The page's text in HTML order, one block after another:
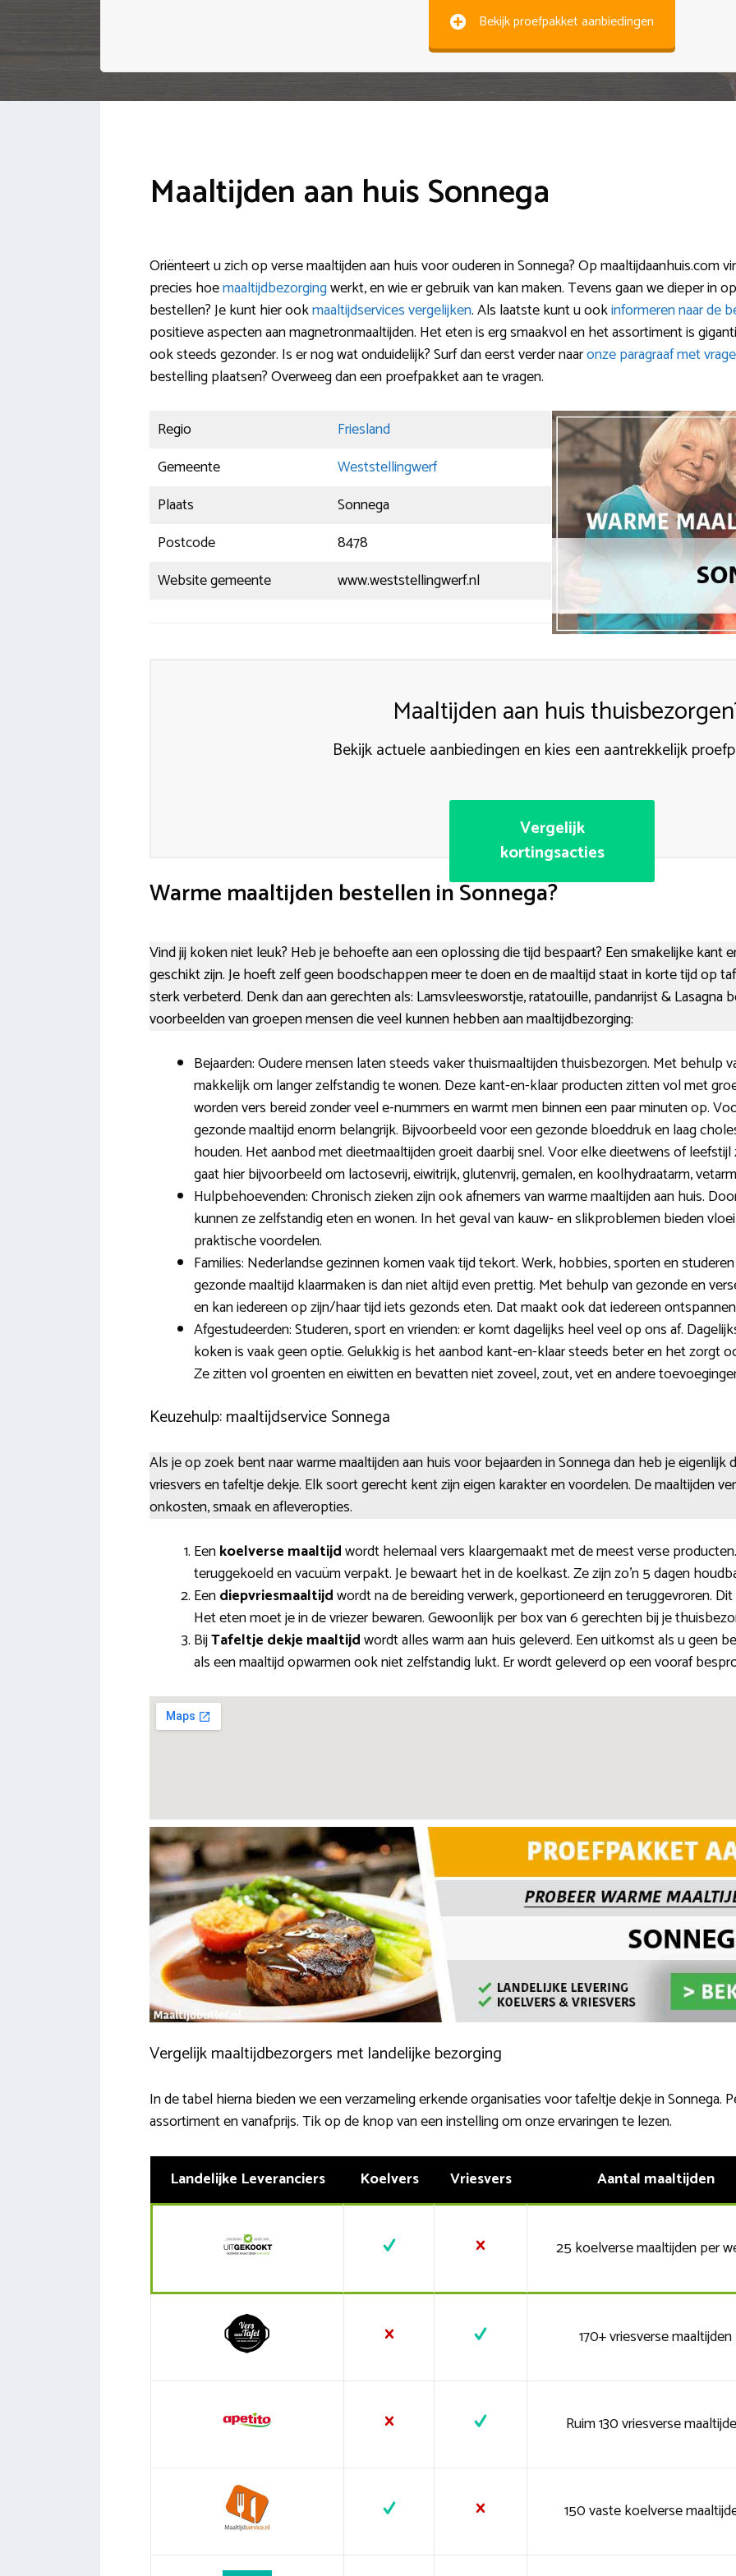
Bekijk proefpakket aanbiedingen
Maaltijden aan huis Sonnega
Oriënteert u zich op verse maaltijden aan huis voor ouderen in Sonnega? Op maaltijdaanhuis.com
precies hoemaaltijdbezorgingwerkt, en wie er gebruik van kan maken. Tevens gaan we dieper in
bestellen? Je kunt hier ookmaaltijdservices vergelijken. Als laatste kunt u ookinformeren naar de
positieve aspecten aan magnetronmaaltijden. Het eten is erg smaakvol en het assortiment is
ook steeds gezonder. Is er nog wat onduidelijk? Surf dan eerst verder naaronze paragraaf met
bestelling plaatsen? Overweeg dan een proefpakket aan te vragen.
Regio
Friesland
Gemeente
Weststellingwerf
Plaats
Sonnega
Postcode
8478
Website gemeente
www.weststellingwerf.nl
Maaltijden aan huis
Bekijk actuele aanbiedingen en kies een aantrekkelijk
Vergelijk
kortingsacties
Warme maaltijden bestellen in Sonnega?
Vind jij koken niet leuk? Heb je behoefte aan een oplossing die tijd bespaart? Een smakelijke kant
geschikt zijn. Je hoeft zelf geen boodschappen meer te doen en de maaltijd staat in korte tijd op
sterk verbeterd. Denk dan aan gerechten als: Lamsvleesworstje, ratatouille, pandanrijst & Lasagna
voorbeelden van groepen mensen die veel kunnen hebben aan maaltijdbezorging:
Bejaarden: Oudere mensen laten steeds vaker thuismaaltijden thuisbezorgen. Met behulp
makkelijk om langer zelfstandig te wonen. Deze kant-en-klaar producten zitten vol met
worden vers bereid zonder veel e-nummers en warmt men binnen een paar minuten op.
gezonde maaltijd enorm belangrijk. Bijvoorbeeld voor een gezonde bloeddruk en laag
houden. Het aanbod met dieetmaaltijden groeit daarbij snel. Voor elke dieetwens of
gaat hier bijvoorbeeld om lactosevrij, eiwitrijk, glutenvrij, gemalen, en koolhydraatarm,
Hulpbehoevenden: Chronisch zieken zijn ook afnemers van warme maaltijden aan huis.
kunnen ze zelfstandig eten en wonen. In het geval van kauw- en slikproblemen bieden
praktische voordelen.
Families: Nederlandse gezinnen komen vaak tijd tekort. Werk, hobbies, sporten en
gezonde maaltijd klaarmaken is dan niet altijd even prettig. Met behulp van gezonde en
en kan iedereen op zijn/haar tijd iets gezonds eten. Dat maakt ook dat iedereen
Afgestudeerden: Studeren, sport en vrienden: er komt dagelijks heel veel op ons af.
koken is vaak geen optie. Gelukkig is het aanbod kant-en-klaar steeds beter en het zorgt
Ze zitten vol groenten en eiwitten en bevatten niet zoveel, zout, vet en andere
Keuzehulp: maaltijdservice Sonnega
Als je op zoek bent naar warme maaltijden aan huis voor bejaarden in Sonnega dan heb je
vriesvers en tafeltje dekje. Elk soort gerecht kent zijn eigen karakter en voordelen. De maaltijden
onkosten, smaak en afleveropties.
Eenkoelverse maaltijdwordt helemaal vers klaargemaakt met de meest verse
teruggekoeld en vacuüm verpakt. Je bewaart het in de koelkast. Ze zijn zo’n 5 dagen
Eendiepvriesmaaltijdwordt na de bereiding verwerk, geportioneerd en teruggevroren.
Het eten moet je in de vriezer bewaren. Gewoonlijk per box van 6 gerechten bij je
BijTafeltje dekje maaltijdwordt alles warm aan huis geleverd. Een uitkomst als u geen
als een maaltijd opwarmen ook niet zelfstandig lukt. Er wordt geleverd op een vooraf
Vergelijk maaltijdbezorgers met landelijke bezorging
In de tabel hierna bieden we een verzameling erkende organisaties voor tafeltje dekje in Sonnega.
assortiment en vanafprijs. Tik op de knop van een instelling om onze ervaringen te lezen.
Landelijke Leveranciers Koelvers Vriesvers Aantal maaltijden
25 koelverse maaltijden per
170+ vriesverse maaltijden
Ruim 130 vriesverse
150 vaste koelverse